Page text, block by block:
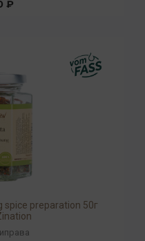
₽
preparation 50г